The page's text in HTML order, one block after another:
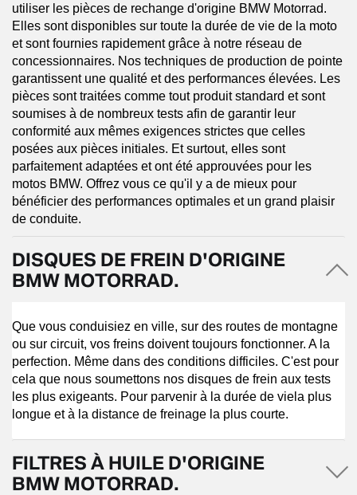
utiliser les pièces de rechange d'origine BMW Motorrad.
Elles sont disponibles sur toute la durée de vie de la moto
et sont fournies rapidement grâce à notre réseau de
concessionnaires. Nos techniques de production de pointe
garantissent une qualité et des performances élevées. Les
pièces sont traitées comme tout produit standard et sont
soumises à de nombreux tests afin de garantir leur
conformité aux mêmes exigences strictes que celles
posées aux pièces initiales. Et surtout, elles sont
parfaitement adaptées et ont été approuvées pour les
motos BMW. Offrez vous ce qu'il y a de mieux pour
bénéficier des performances optimales et un grand plaisir
de conduite.
DISQUES DE FREIN D'ORIGINE
BMW MOTORRAD.
Que vous conduisiez en ville, sur des routes de montagne
ou sur circuit, vos freins doivent toujours fonctionner. A la
perfection. Même dans des conditions difficiles. C'est pour
cela que nous soumettons nos disques de frein aux tests
les plus exigeants. Pour parvenir à la durée de viela plus
longue et à la distance de freinage la plus courte.
FILTRES À HUILE D'ORIGINE
BMW MOTORRAD.